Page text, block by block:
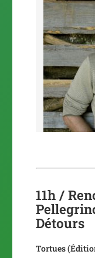
11h /
Détours
Tortues